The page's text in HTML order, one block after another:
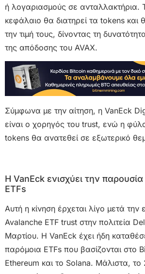
ή λογαριασμούς σε ανταλλακτήρια.
κεφάλαιο θα διατηρεί τα tokens και
την τιμή τους, δίνοντας τη
της απόδοσης του AVAX.
Σύμφωνα με την αίτηση, η VanEck
είναι ο χορηγός του trust, ενώ η
tokens θα ανατεθεί σε εξωτερικό
Η VanEck ενισχύει την
ETFs
Αυτή η κίνηση έρχεται λίγο μετά
Avalanche ETF trust στην πολιτεία
Μαρτίου. Η VanEck έχει ήδη
παρόμοια ETFs που βασίζονται στο
Ethereum και το Solana. Μάλιστα,